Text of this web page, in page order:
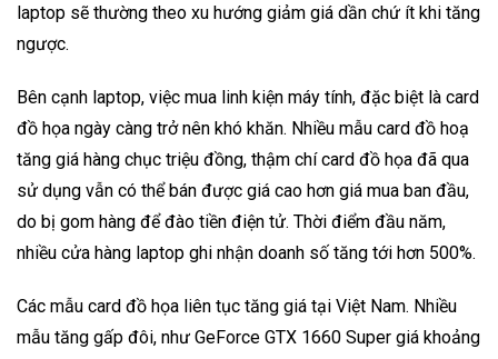
laptop sẽ thường theo xu hướng giảm giá dần chứ ít khi tăng
ngược.
Bên cạnh laptop, việc mua linh kiện máy tính, đặc biệt là card
đồ họa ngày càng trở nên khó khăn. Nhiều mẫu card đồ hoạ
tăng giá hàng chục triệu đồng, thậm chí card đồ họa đã qua
sử dụng vẫn có thể bán được giá cao hơn giá mua ban đầu,
do bị gom hàng để đào tiền điện tử. Thời điểm đầu năm,
nhiều cửa hàng laptop ghi nhận doanh số tăng tới hơn 500%.
Các mẫu card đồ họa liên tục tăng giá tại Việt Nam. Nhiều
mẫu tăng gấp đôi, như GeForce GTX 1660 Super giá khoảng